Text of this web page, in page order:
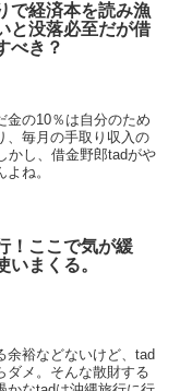
で経済本を読み漁
と没落必至だが借
べき？
金の10％は自分のため
、毎月の手取り収入の
かし、借金野郎tadがや
ね。
！ここで気が緩
いまくる。
余裕などないけど、tad
ダメ。そんな散財する